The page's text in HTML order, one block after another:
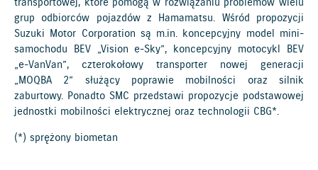
grup odbiorców pojazdów z Hamamatsu. Wśród propozycji
Suzuki Motor Corporation są m.in. koncepcyjny model mini-
samochodu BEV „Vision e-Sky”, koncepcyjny motocykl BEV
„e-VanVan”, czterokołowy transporter nowej generacji
„MOQBA 2” służący poprawie mobilności oraz silnik
zaburtowy. Ponadto SMC przedstawi propozycje podstawowej
jednostki mobilności elektrycznej oraz technologii CBG*.
(*) sprężony biometan